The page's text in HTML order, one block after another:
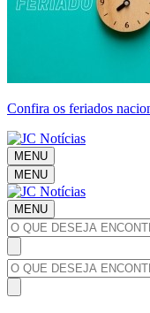
Confira os feriados
MENU
MENU
MENU